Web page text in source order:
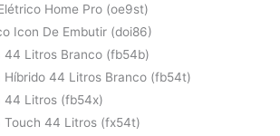
Home Pro (oe9st)
Icon De Embutir (doi86)
44 Litros Branco (fb54b)
Híbrido 44 Litros Branco (fb54t)
44 Litros (fb54x)
Touch 44 Litros (fx54t)